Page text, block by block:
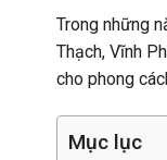
Trong những
Thạch, Vĩnh
cho phong
Mục lục